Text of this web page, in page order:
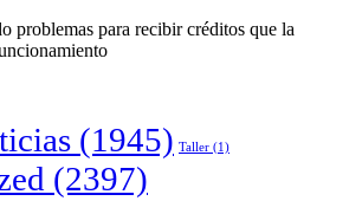
problemas para recibir créditos que la
(1945) Taller (1)
(2397)